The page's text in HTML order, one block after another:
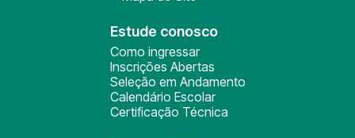
Estude conosco
Como ingressar
Inscrições Abertas
Seleção em Andamento
Calendário Escolar
Certificação Técnica